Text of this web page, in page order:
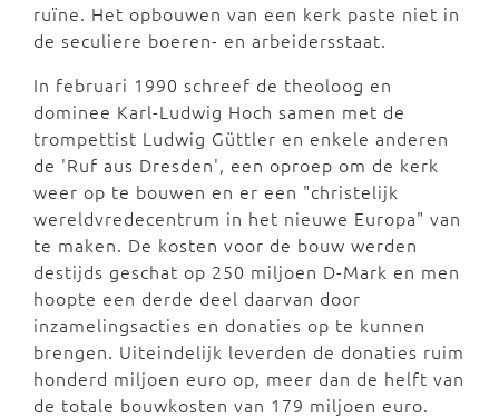
ruïne. Het opbouwen van een kerk paste niet in
de seculiere boeren- en arbeidersstaat.
In februari 1990 schreef de theoloog en
dominee Karl-Ludwig Hoch samen met de
trompettist Ludwig Güttler en enkele anderen
de 'Ruf aus Dresden', een oproep om de kerk
weer op te bouwen en er een "christelijk
wereldvredecentrum in het nieuwe Europa" van
te maken. De kosten voor de bouw werden
destijds geschat op 250 miljoen D-Mark en men
hoopte een derde deel daarvan door
inzamelingsacties en donaties op te kunnen
brengen. Uiteindelijk leverden de donaties ruim
honderd miljoen euro op, meer dan de helft van
de totale bouwkosten van 179 miljoen euro.